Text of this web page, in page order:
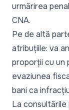
urmărirea
CNA.
Pe de altă
atribuțiile: va
proporții cu un
evaziunea
bani ca
La consultările